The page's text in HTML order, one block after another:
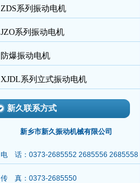
ZDS系列振动电机
JZO系列振动电机
防爆振动电机
XJDL系列立式振动电机
新久联系方式
新乡市新久振动机械有限公司
电 话：0373-2685552 2685556 2685558
传 真：0373-2685550